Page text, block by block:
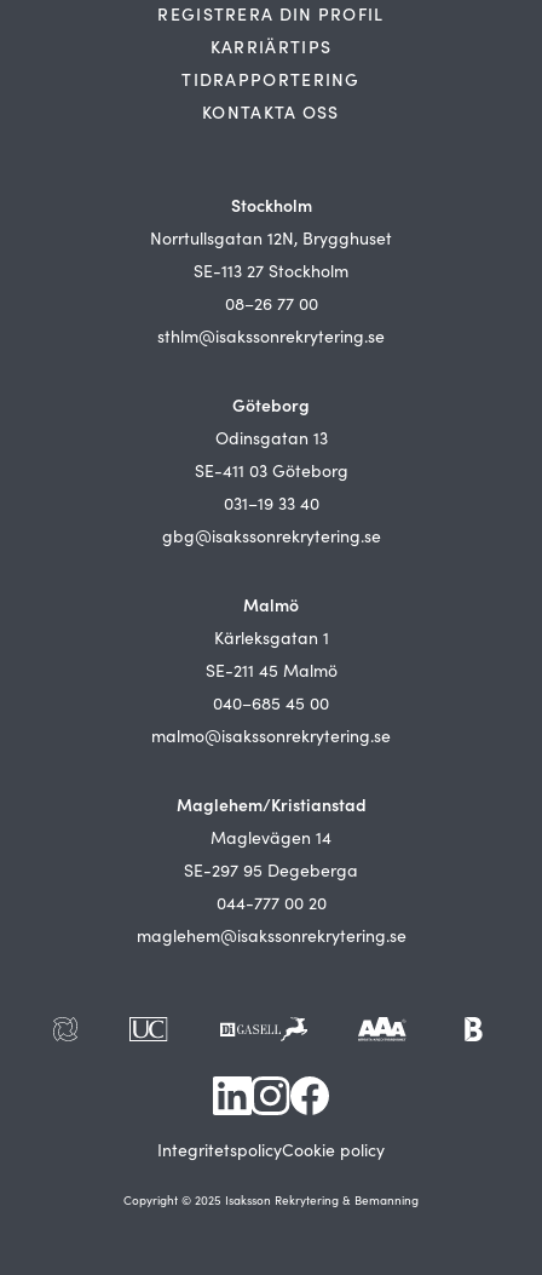
REGISTRERA DIN PROFIL
KARRIÄRTIPS
TIDRAPPORTERING
KONTAKTA OSS
Stockholm
Norrtullsgatan 12N, Brygghuset
SE-113 27 Stockholm
08–26 77 00
sthlm@isakssonrekrytering.se
Göteborg
Odinsgatan 13
SE-411 03 Göteborg
031–19 33 40
gbg@isakssonrekrytering.se
Malmö
Kärleksgatan 1
SE-211 45 Malmö
040–685 45 00
malmo@isakssonrekrytering.se
Maglehem/Kristianstad
Maglevägen 14
SE-297 95 Degeberga
044-777 00 20
maglehem@isakssonrekrytering.se
IntegritetspolicyCookie policy
Copyright © 2025 Isaksson Rekrytering & Bemanning